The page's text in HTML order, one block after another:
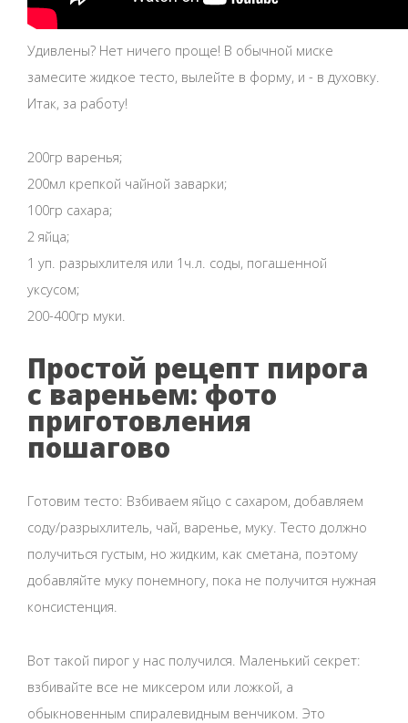
Удивлены? Нет ничего проще! В обычной миске
замесите жидкое тесто, вылейте в форму, и - в духовку.
Итак, за работу!
200гр варенья;
200мл крепкой чайной заварки;
100гр сахара;
2 яйца;
1 уп. разрыхлителя или 1ч.л. соды, погашенной
уксусом;
200-400гр муки.
Простой рецепт пирога
с вареньем: фото
приготовления
пошагово
Готовим тесто: Взбиваем яйцо с сахаром, добавляем
соду/разрыхлитель, чай, варенье, муку. Тесто должно
получиться густым, но жидким, как сметана, поэтому
добавляйте муку понемногу, пока не получится нужная
консистенция.
Вот такой пирог у нас получился. Маленький секрет:
взбивайте все не миксером или ложкой, а
обыкновенным спиралевидным венчиком. Это